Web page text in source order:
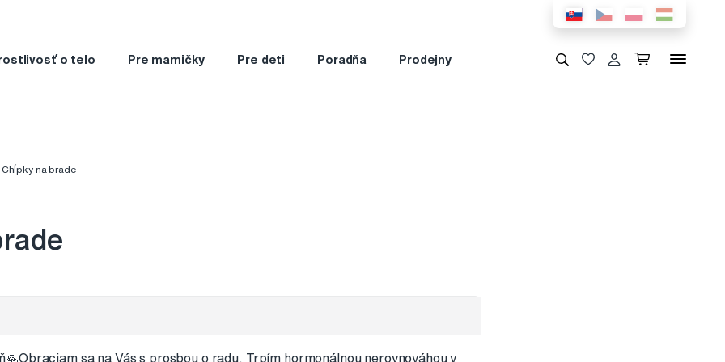
o telo Pre mamičky Pre deti Poradňa Prodejny
Chĺpky na brade
sa na Vás s prosbou o radu. Trpím hormonálnou nerovnováhou v